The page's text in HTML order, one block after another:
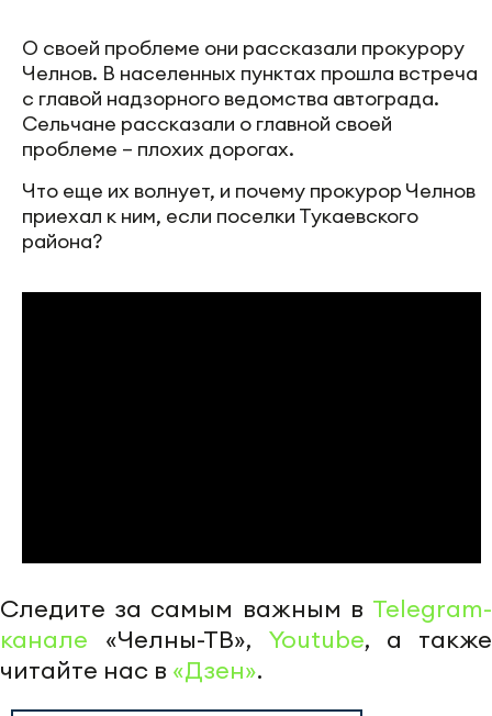
О своей проблеме они рассказали прокурору
Челнов. В населенных пунктах прошла встреча
с главой надзорного ведомства автограда.
Сельчане рассказали о главной своей
проблеме – плохих дорогах.
Что еще их волнует, и почему прокурор Челнов
приехал к ним, если поселки Тукаевского
района?
Следите за самым важным в Telegram-
канале «Челны-ТВ», Youtube, а также
читайте нас в «Дзен».